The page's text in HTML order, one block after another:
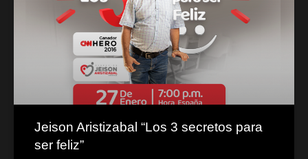
Jeison Aristizabal “Los 3 secretos para
ser feliz”